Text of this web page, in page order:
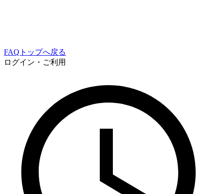
FAQトップへ戻る
ログイン・ご利用